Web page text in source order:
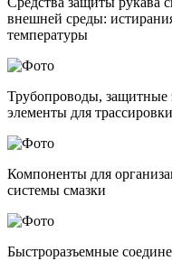
внешней среды:
температуры
Трубопроводы,
элементы для
Компоненты для
системы смазки
Быстроразъемные